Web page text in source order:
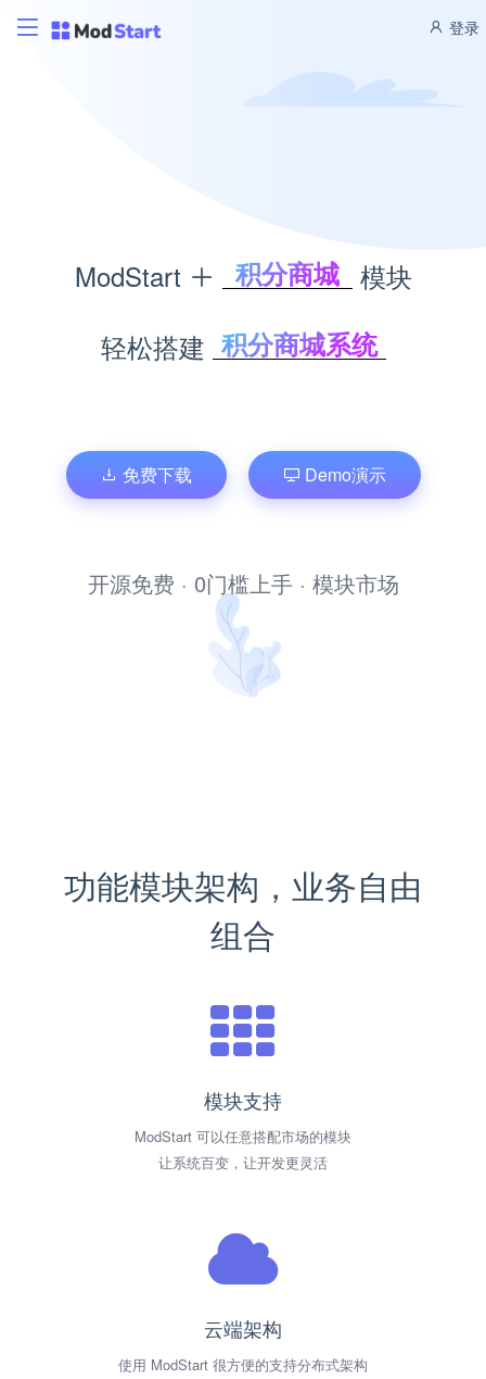
登录
ModStart
积分商城
博客管理
商城管理
模块
轻松搭建 积分商城系统
文库管理系统
考试题库系统
免费下载 Demo演示
开源免费 · 0门槛上手 · 模块市场
功能模块架构，业务自由
组合
模块支持
ModStart 可以任意搭配市场的模块
让系统百变，让开发更灵活
云端架构
使用 ModStart 很方便的支持分布式架构